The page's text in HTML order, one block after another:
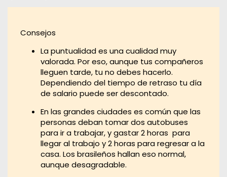
Consejos
La puntualidad es una cualidad muy
valorada. Por eso, aunque tus compañeros
lleguen tarde, tu no debes hacerlo.
Dependiendo del tiempo de retraso tu día
de salario puede ser descontado.
En las grandes ciudades es común que las
personas deban tomar dos autobuses
para ir a trabajar, y gastar 2 horas para
llegar al trabajo y 2 horas para regresar a la
casa. Los brasileños hallan eso normal,
aunque desagradable.